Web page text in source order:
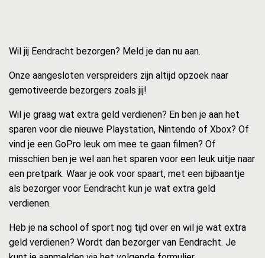
Wil jij Eendracht bezorgen? Meld je dan nu aan.
Onze aangesloten verspreiders zijn altijd opzoek naar
gemotiveerde bezorgers zoals jij!
Wil je graag wat extra geld verdienen? En ben je aan het
sparen voor die nieuwe Playstation, Nintendo of Xbox? Of
vind je een GoPro leuk om mee te gaan filmen? Of
misschien ben je wel aan het sparen voor een leuk uitje naar
een pretpark. Waar je ook voor spaart, met een bijbaantje
als bezorger voor Eendracht kun je wat extra geld
verdienen.
Heb je na school of sport nog tijd over en wil je wat extra
geld verdienen? Wordt dan bezorger van Eendracht. Je